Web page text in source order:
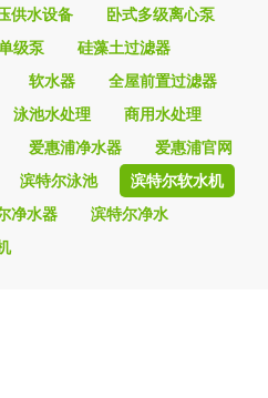
供水设备
卧式多级离心泵
级泵
硅藻土过滤器
软水器
全屋前置过滤器
泳池水处理
商用水处理
爱惠浦净水器
爱惠浦官网
滨特尔泳池
滨特尔软水机
净水器
滨特尔净水